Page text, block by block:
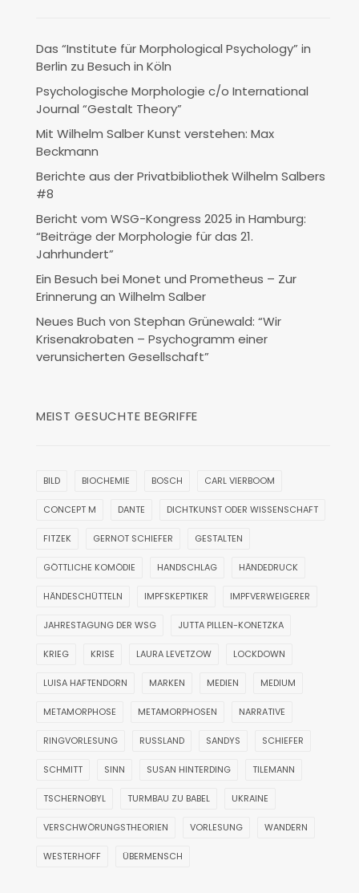
Das “Institute für Morphological Psychology” in
Berlin zu Besuch in Köln
Psychologische Morphologie c/o International
Journal “Gestalt Theory”
Mit Wilhelm Salber Kunst verstehen: Max
Beckmann
Berichte aus der Privatbibliothek Wilhelm Salbers
#8
Bericht vom WSG-Kongress 2025 in Hamburg:
“Beiträge der Morphologie für das 21.
Jahrhundert”
Ein Besuch bei Monet und Prometheus – Zur
Erinnerung an Wilhelm Salber
Neues Buch von Stephan Grünewald: “Wir
Krisenakrobaten – Psychogramm einer
verunsicherten Gesellschaft”
MEIST GESUCHTE BEGRIFFE
BILD BIOCHEMIE BOSCH CARL VIERBOOM
CONCEPT M DANTE DICHTKUNST ODER WISSENSCHAFT
FITZEK GERNOT SCHIEFER GESTALTEN
GÖTTLICHE KOMÖDIE HANDSCHLAG HÄNDEDRUCK
HÄNDESCHÜTTELN IMPFSKEPTIKER IMPFVERWEIGERER
JAHRESTAGUNG DER WSG JUTTA PILLEN-KONETZKA
KRIEG KRISE LAURA LEVETZOW LOCKDOWN
LUISA HAFTENDORN MARKEN MEDIEN MEDIUM
METAMORPHOSE METAMORPHOSEN NARRATIVE
RINGVORLESUNG RUSSLAND SANDYS SCHIEFER
SCHMITT SINN SUSAN HINTERDING TILEMANN
TSCHERNOBYL TURMBAU ZU BABEL UKRAINE
VERSCHWÖRUNGSTHEORIEN VORLESUNG WANDERN
WESTERHOFF ÜBERMENSCH